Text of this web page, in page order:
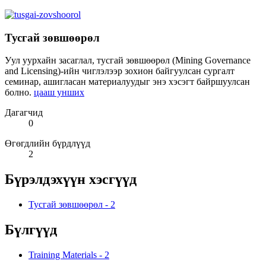
Тусгай зөвшөөрөл
Уул уурхайн засаглал, тусгай зөвшөөрөл (Mining Governance
and Licensing)-ийн чиглэлээр зохион байгуулсан сургалт
семинар, ашигласан материалуудыг энэ хэсэгт байршуулсан
болно. цааш унших
Дагагчид
0
Өгөгдлийн бүрдлүүд
2
Бүрэлдэхүүн хэсгүүд
Тусгай зөвшөөрөл - 2
Бүлгүүд
Training Materials - 2